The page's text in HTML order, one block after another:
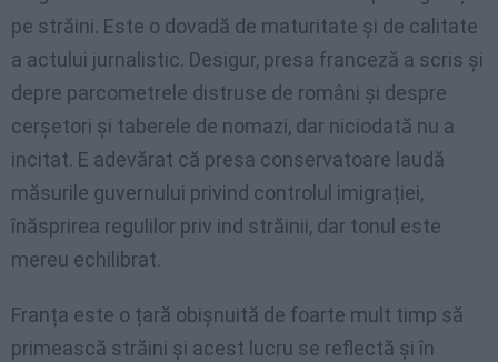
pe străini. Este o dovadă de maturitate și de calitate
a actului jurnalistic. Desigur, presa franceză a scris și
depre parcometrele distruse de români și despre
cerșetori și taberele de nomazi, dar niciodată nu a
incitat. E adevărat că presa conservatoare laudă
măsurile guvernului privind controlul imigrației,
înăsprirea regulilor priv ind străinii, dar tonul este
mereu echilibrat.
Franța este o țară obișnuită de foarte mult timp să
primească străini și acest lucru se reflectă și în